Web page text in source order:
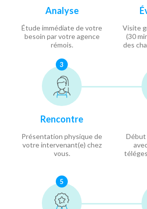
Analyse
Étude immédiate de votre
besoin par votre agence
rémois.
Visite
(30
des
3
Rencontre
Présentation physique de
votre intervenant(e) chez
vous.
5